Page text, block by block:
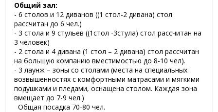
Общий зал:
- 6 столов и 12 диванов ((1 стол-2 дивана) стол
рассчитан до 6 чел.)
- 3 стола и 9 стульев ((1стол -3стула) стол рассчитан на
3 человек)
- 2 стола и 4 дивана (1 стол – 2 дивана) стол рассчитан
на большую компанию вместимостью до 8-10 чел).
- 3 лаунж – зоны со столами (места на специальных
возвышенностях с комфортными матрасами и мягкими
подушками и пледами, оснащена столом. Каждая зона
вмещает до 7-9 чел.)
Общая посадка 70-80 чел.